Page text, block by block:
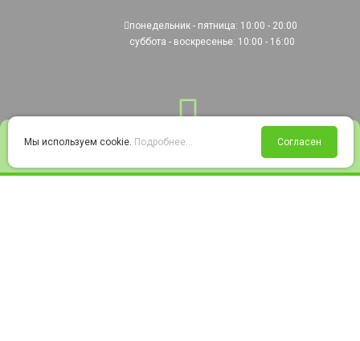
Войти Избранное Корзина
понедельник - пятница: 10:00 - 20:00
суббота - воскресенье: 10:00 - 16:00
Мы используем cookie. Подробнее... Согласен